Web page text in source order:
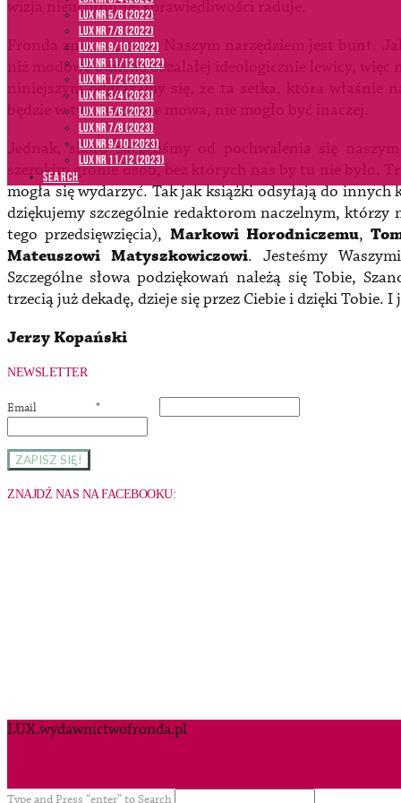
LUX NR 5/6 (2022)
LUX NR 7/8 (2022)
LUX nr 9/10 (2022)
LUX NR 11/12 (2022)
LUX NR 1/2 (2023)
LUX NR 3/4 (2023)
LUX NR 5/6 (2023)
LUX NR 7/8 (2023)
LUX NR 9/10 (2023)
LUX NR 11/12 (2023)
SEARCH
wizja nieuchronnej sprawiedliwości raduje.
Fronda znaczy proca. Naszym narzędziem jest bunt.
niż modowe bunciki oszalałej ideologicznie lewicy,
niniejszym odgrażamy się, że ta setka, która właśnie
będzie w tym numerze mowa, nie mogło być inaczej.
Jednak, skoro zaczęliśmy od pochwalenia się
szerokim gronie osób, bez których nas by tu nie było.
mogła się wydarzyć. Tak jak książki odsyłają do
dziękujemy szczególnie redaktorom naczelnym, którzy
tego przedsięwzięcia), Markowi Horodniczemu,
Mateuszowi Matyszkowiczowi. Jesteśmy
Szczególne słowa podziękowań należą się Tobie,
trzecią już dekadę, dzieje się przez Ciebie i dzięki Tobie.
Jerzy Kopański
NEWSLETTER
Email*
ZNAJDŹ NAS NA FACEBOOKU:
LUX.wydawnictwofronda.pl
Type and Press “enter” to Search